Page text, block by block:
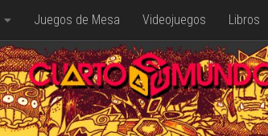
Juegos de Mesa Videojuegos Libros